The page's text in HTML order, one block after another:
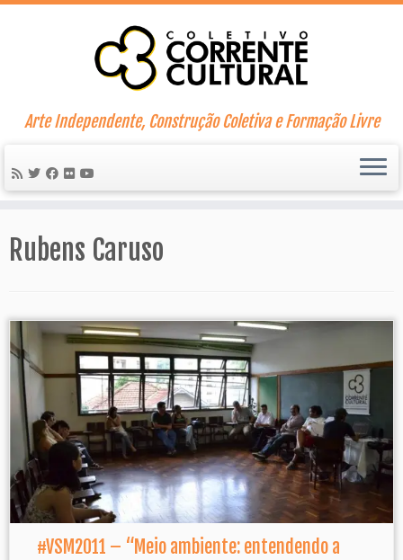
Skip
Arte Independente, Construção Coletiva e Formação Livre
Rubens Caruso
#VSM2011 – “Meio ambiente: entendendo a